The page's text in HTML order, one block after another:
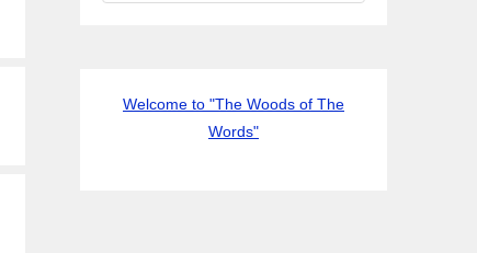
Welcome to "The Woods of The
Words"